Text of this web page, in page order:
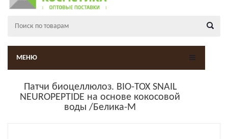
МЕНЮ
Патчи биоцеллюлоз. BIO-TOX SNAIL
NEUROPEPTIDE на основе кокосовой
воды /Белика-М